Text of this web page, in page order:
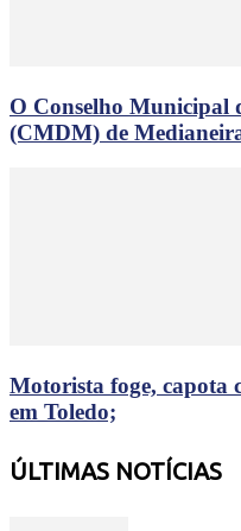
O Conselho Municipal
(CMDM) de
Motorista foge, capota
em Toledo;
ÚLTIMAS NOTÍCIAS